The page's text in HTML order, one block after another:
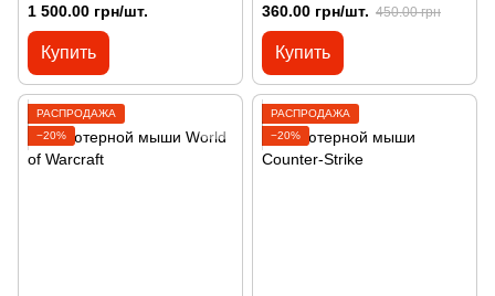
1 500.00 грн/шт.
Купить
360.00 грн/шт. 450.00 грн
Купить
РАСПРОДАЖА
−20%
РАСПРОДАЖА
−20%